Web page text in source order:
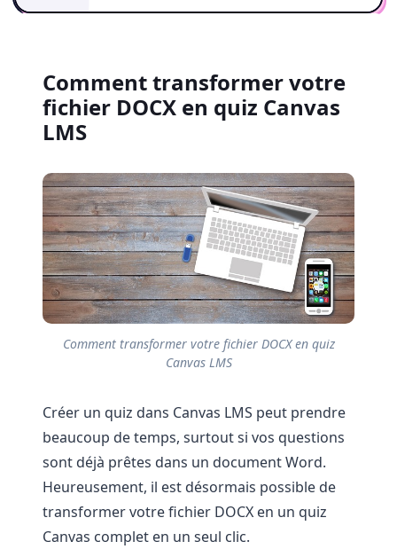
Comment transformer votre
fichier DOCX en quiz Canvas
LMS
Comment transformer votre fichier DOCX en quiz
Canvas LMS
Créer un quiz dans Canvas LMS peut prendre
beaucoup de temps, surtout si vos questions
sont déjà prêtes dans un document Word.
Heureusement, il est désormais possible de
transformer votre fichier DOCX en un quiz
Canvas complet en un seul clic.